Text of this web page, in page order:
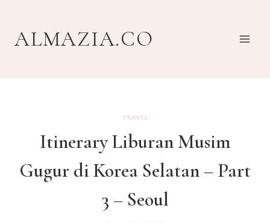
contentALMAZIA.CO
TRAVEL
Itinerary Liburan Musim
Gugur di Korea Selatan – Part
3 – Seoul